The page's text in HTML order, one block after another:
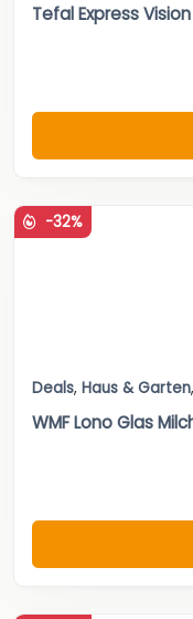
Tefal Express Vision
-32%
Deals, Haus & Garten,
WMF Lono Glas